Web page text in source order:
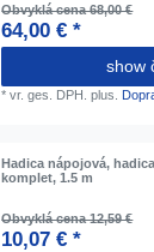
Obvyklá cena 68,00 €
64,00 € *
show
*vr. ges. DPH. plus.
Hadica nápojová,
komplet, 1.5 m
Obvyklá cena 12,59 €
10,07 € *